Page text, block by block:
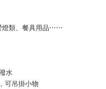
燈類、餐具用品⋯⋯
水
可吊掛小物